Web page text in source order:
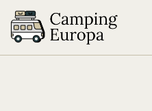
Przejdź
do
treści